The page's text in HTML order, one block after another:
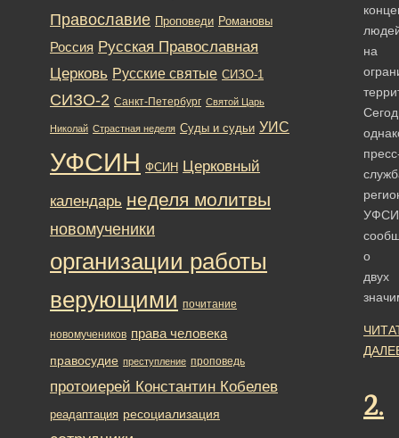
на
о
двух
2.
Православие Проповеди Романовы
Россия Русская Православная
Церковь Русские святые СИЗО-1
СИЗО-2 Санкт-Петербург Святой Царь
Николай Страстная неделя Суды и судьи УИС
УФСИН ФСИН Церковный
календарь неделя молитвы
новомученики
организации работы
верующими почитание
новомучеников права человека
правосудие преступление проповедь
протоиерей Константин Кобелев
реадаптация ресоциализация